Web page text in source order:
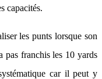
capacités.
les punts lorsque son
pas franchis les 10 yards
car il peut y